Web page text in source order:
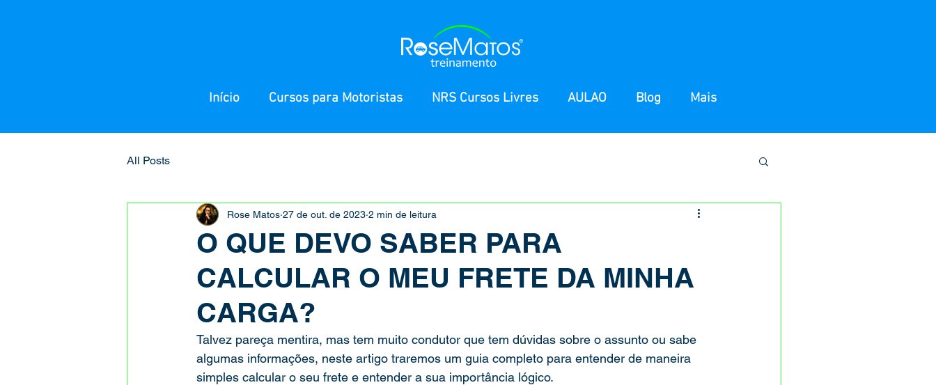
Início Cursos para Motoristas NRS Cursos Livres AULAO Blog Mais
All Posts
O QUE DEVO SABER PARA
CALCULAR O MEU FRETE DA MINHA
CARGA?
Rose Matos 27 de out. de 2023 2 min de leitura
Talvez pareça mentira, mas tem muito condutor que tem dúvidas sobre o assunto ou sabe
algumas informações, neste artigo traremos um guia completo para entender de maneira
simples calcular o seu frete e entender a sua importância lógico.